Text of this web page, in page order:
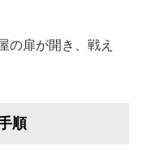
の扉が開き、戦え
順